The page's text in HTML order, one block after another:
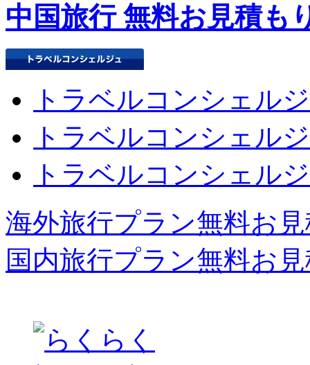
中国旅行 無料お見積も
トラベルコンシェル
トラベルコンシェル
トラベルコンシェル
海外旅行プラン無料お
国内旅行プラン無料お